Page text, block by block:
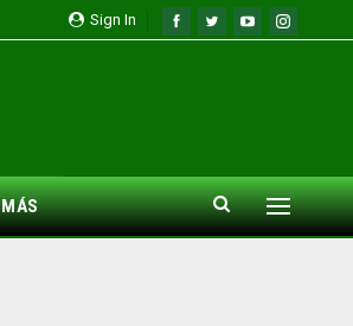
Sign In
MÁS